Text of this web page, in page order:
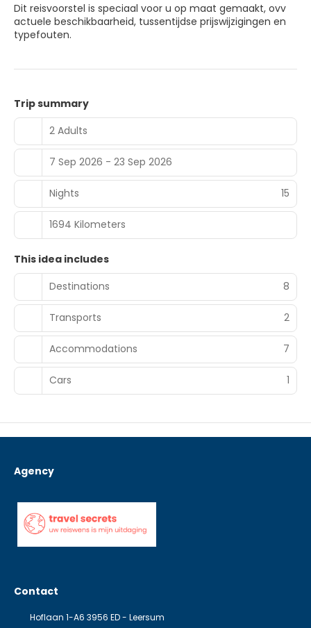
Dit reisvoorstel is speciaal voor u op maat gemaakt, ovv
actuele beschikbaarheid, tussentijdse prijswijzigingen en
typefouten.
Trip summary
2 Adults
7 Sep 2026 - 23 Sep 2026
Nights 15
1694 Kilometers
This idea includes
Destinations
8
Transports 2
Accommodations 7
Cars 1
Agency
Contact
Hoflaan 1-A6 3956 ED - Leersum